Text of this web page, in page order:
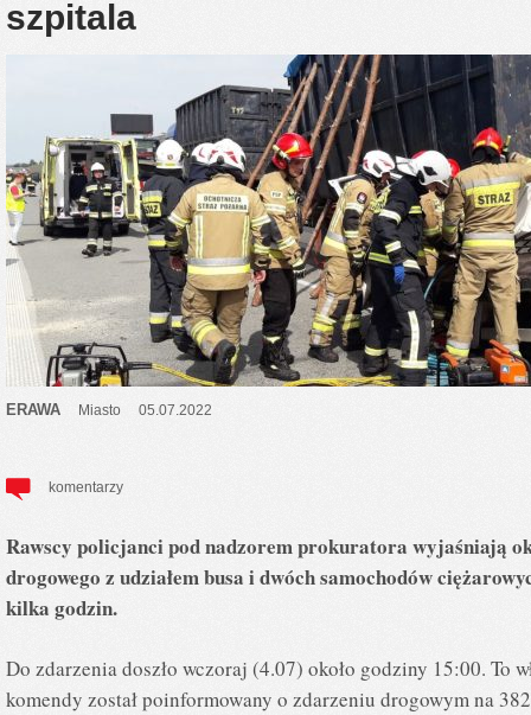
szpitala
ERAWA Miasto 05.07.2022
komentarzy
Rawscy policjanci pod nadzorem prokuratora wyjaśniają
drogowego z udziałem busa i dwóch samochodów
kilka godzin.
Do zdarzenia doszło wczoraj (4.07) około godziny 15:00. To
komendy został poinformowany o zdarzeniu drogowym na